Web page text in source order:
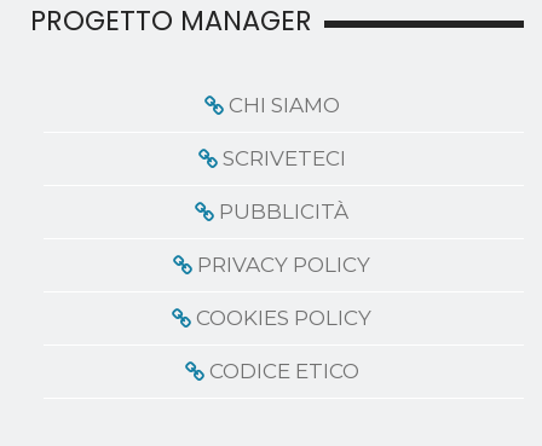
PROGETTO MANAGER
CHI SIAMO
SCRIVETECI
PUBBLICITÀ
PRIVACY POLICY
COOKIES POLICY
CODICE ETICO